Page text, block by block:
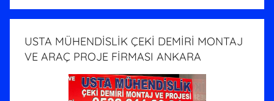
USTA MÜHENDİSLİK ÇEKİ DEMİRİ MONTAJ
VE ARAÇ PROJE FİRMASI ANKARA